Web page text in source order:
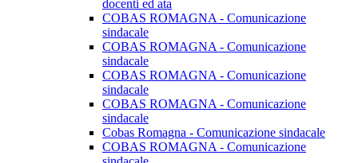
docenti ed ata
COBAS ROMAGNA - Comunicazione
sindacale
COBAS ROMAGNA - Comunicazione
sindacale
COBAS ROMAGNA - Comunicazione
sindacale
COBAS ROMAGNA - Comunicazione
sindacale
Cobas Romagna - Comunicazione sindacale
COBAS ROMAGNA - Comunicazione